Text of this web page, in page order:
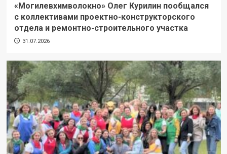
«Могилевхимволокно» Олег Курилин пообщался
с коллективами проектно-конструкторского
отдела и ремонтно-строительного участка
31.07.2026